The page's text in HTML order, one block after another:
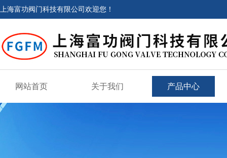
上海富功阀门科技有限公司欢迎您！
网站首页 关于我们 产品中心